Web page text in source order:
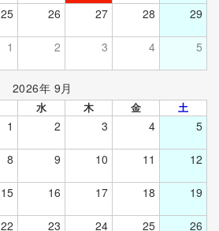
25 26 27 28 29
1 2 3 4 5
2026年 9月
水 木 金 土
1 2 3 4 5
8 9 10 11 12
15 16 17 18 19
22 23 24 25 26